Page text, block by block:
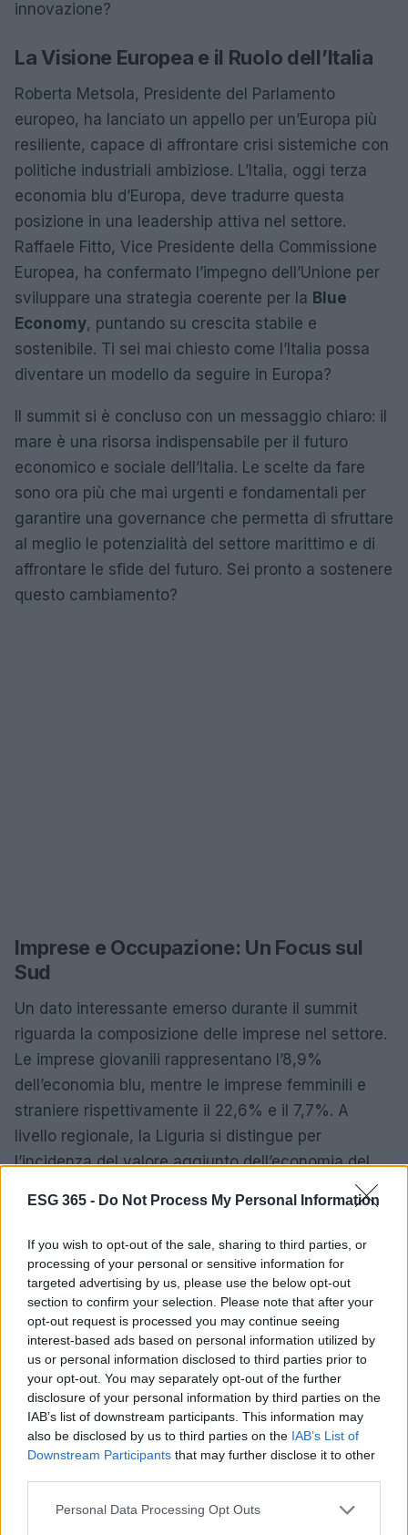
ESG 365 - Do Not Process My Personal Information
If you wish to opt-out of the sale, sharing to third parties, or
processing of your personal or sensitive information for
targeted advertising by us, please use the below opt-out
section to confirm your selection. Please note that after your
opt-out request is processed you may continue seeing
interest-based ads based on personal information utilized by
us or personal information disclosed to third parties prior to
your opt-out. You may separately opt-out of the further
disclosure of your personal information by third parties on the
IAB’s list of downstream participants. This information may
also be disclosed by us to third parties on the IAB’s List of
Downstream Participants that may further disclose it to other
Please note that this website/app uses one or more Google
Personal Data Processing Opt Outs
innovazione?
La Visione Europea e il Ruolo dell’Italia
Roberta Metsola, Presidente del Parlamento
europeo, ha lanciato un appello per un’Europa più
resiliente, capace di affrontare crisi sistemiche con
politiche industriali ambiziose. L’Italia, oggi terza
economia blu d’Europa, deve tradurre questa
posizione in una leadership attiva nel settore.
Raffaele Fitto, Vice Presidente della Commissione
Europea, ha confermato l’impegno dell’Unione per
sviluppare una strategia coerente per la Blue
Economy, puntando su crescita stabile e
sostenibile. Ti sei mai chiesto come l’Italia possa
diventare un modello da seguire in Europa?
Il summit si è concluso con un messaggio chiaro: il
mare è una risorsa indispensabile per il futuro
economico e sociale dell’Italia. Le scelte da fare
sono ora più che mai urgenti e fondamentali per
garantire una governance che permetta di sfruttare
al meglio le potenzialità del settore marittimo e di
affrontare le sfide del futuro. Sei pronto a sostenere
questo cambiamento?
Imprese e Occupazione: Un Focus sul
Sud
Un dato interessante emerso durante il summit
riguarda la composizione delle imprese nel settore.
Le imprese giovanili rappresentano l’8,9%
dell’economia blu, mentre le imprese femminili e
straniere rispettivamente il 22,6% e il 7,7%. A
livello regionale, la Liguria si distingue per
l’incidenza del valore aggiunto dell’economia del
mare sul totale dell’economia territoriale, seguita
da Sardegna e Friuli-Venezia Giulia. Ma ci hai mai
pensato? Quanto può influenzare il nostro futuro
l’innovazione che nasce dal sud?
Particolarmente significativo è il primato del Sud
Italia, che nel 2024 si prevede avrà una quota del
32,5%in termini di valore aggiunto, con
un’occupazione che raggiungerà il37,7%. Questo
mostra chiaramente che il Sud non solo
contribuisce in modo significativo all’economia del
mare, ma è anche un’area strategica per lo
sviluppo futuro. In conclusione, il IV Summit
Nazionale sull’Economia del Mare ha rappresentato